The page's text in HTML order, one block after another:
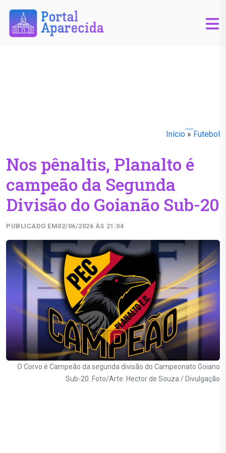
Início » Futebol
Nos pênaltis, Planalto é
campeão da Segunda
Divisão do Goianão Sub-20
PUBLICADO EM02/06/2026 ÀS 21:04
O Corvo é Campeão da segunda divisão do Campeonato Goiano
Sub-20. Foto/Arte: Hector de Souza / Divulgação